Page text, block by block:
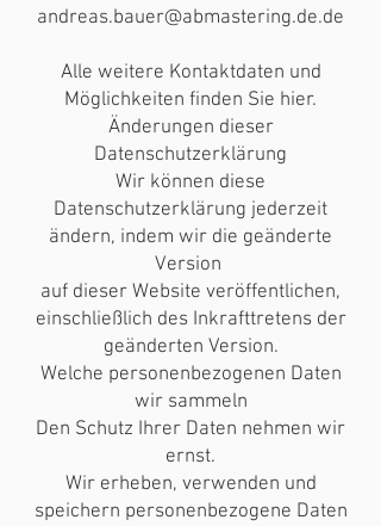
andreas.bauer@abmastering.de.de
Alle weitere Kontaktdaten und
Möglichkeiten finden Sie hier.
Änderungen dieser
Datenschutzerklärung
Wir können diese
Datenschutzerklärung jederzeit
ändern, indem wir die geänderte
Version
auf dieser Website veröffentlichen,
einschließlich des Inkrafttretens der
geänderten Version.
Welche personenbezogenen Daten
wir sammeln
Den Schutz Ihrer Daten nehmen wir
ernst.
Wir erheben, verwenden und
speichern personenbezogene Daten